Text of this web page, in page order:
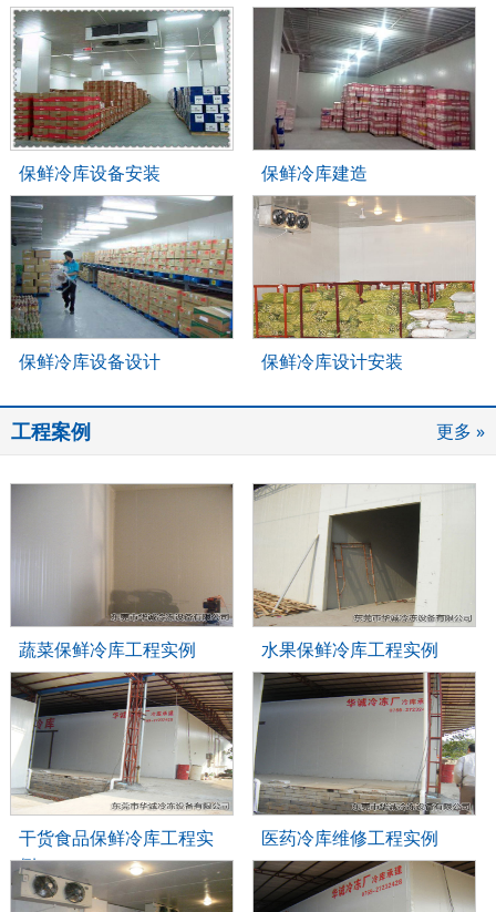
保鲜冷库设备安装 保鲜冷库建造
保鲜冷库设备设计 保鲜冷库设计安装
工程案例 更多 »
蔬菜保鲜冷库工程实例 水果保鲜冷库工程实例
干货食品保鲜冷库工程实
例
医药冷库维修工程实例